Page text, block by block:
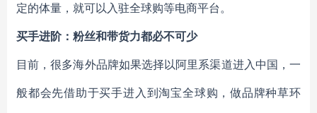
定的体量，就可以入驻全球购等电商平台。
买手进阶：粉丝和带货力都必不可少
目前，很多海外品牌如果选择以阿里系渠道进入中国，一
般都会先借助于买手进入到淘宝全球购，做品牌种草环